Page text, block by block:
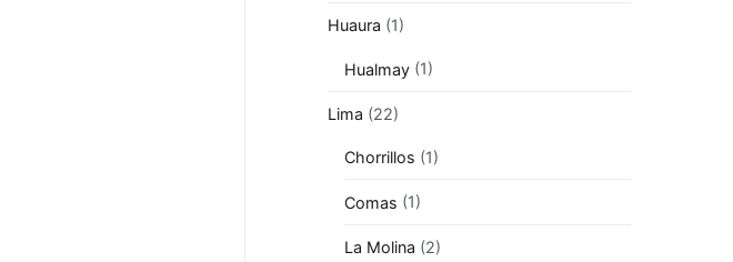
Huaura (1)
Hualmay(1)
Lima (22)
Chorrillos (1)
Comas (1)
La Molina (2)